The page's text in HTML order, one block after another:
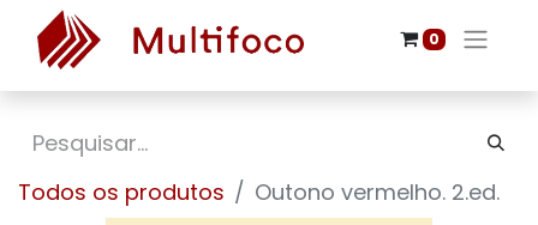
0
Todos os produtos Outono vermelho. 2.ed.